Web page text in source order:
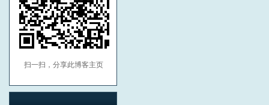
扫一扫，分享此博客主页